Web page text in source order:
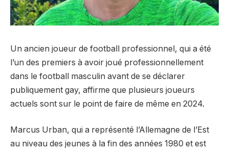
Un ancien joueur de football professionnel, qui a été
l’un des premiers à avoir joué professionnellement
dans le football masculin avant de se déclarer
publiquement gay, affirme que plusieurs joueurs
actuels sont sur le point de faire de même en 2024.
Marcus Urban, qui a représenté l’Allemagne de l’Est
au niveau des jeunes à la fin des années 1980 et est